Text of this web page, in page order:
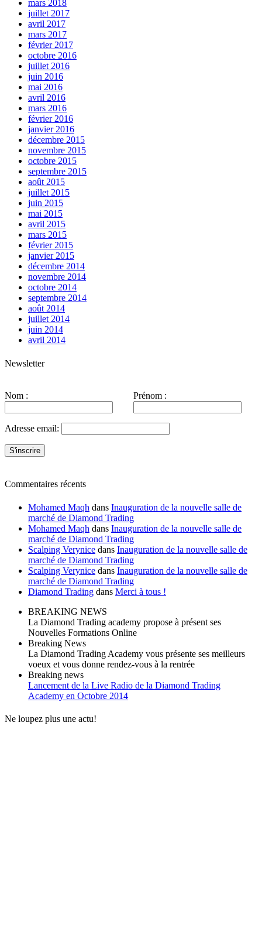
mars 2018
juillet 2017
avril 2017
mars 2017
février 2017
octobre 2016
juillet 2016
juin 2016
mai 2016
avril 2016
mars 2016
février 2016
janvier 2016
décembre 2015
novembre 2015
octobre 2015
septembre 2015
août 2015
juillet 2015
juin 2015
mai 2015
avril 2015
mars 2015
février 2015
janvier 2015
décembre 2014
novembre 2014
octobre 2014
septembre 2014
août 2014
juillet 2014
juin 2014
avril 2014
Newsletter
Nom : Prénom :
Adresse email:
Commentaires récents
Mohamed Maqh dans Inauguration de la nouvelle salle de
marché de Diamond Trading
Mohamed Maqh dans Inauguration de la nouvelle salle de
marché de Diamond Trading
Scalping Verynice dans Inauguration de la nouvelle salle de
marché de Diamond Trading
Scalping Verynice dans Inauguration de la nouvelle salle de
marché de Diamond Trading
Diamond Trading dans Merci à tous !
BREAKING NEWS
La Diamond Trading academy propose à présent ses
Nouvelles Formations Online
Breaking News
La Diamond Trading Academy vous présente ses meilleurs
voeux et vous donne rendez-vous à la rentrée
Breaking news
Lancement de la Live Radio de la Diamond Trading
Academy en Octobre 2014
Ne loupez plus une actu!